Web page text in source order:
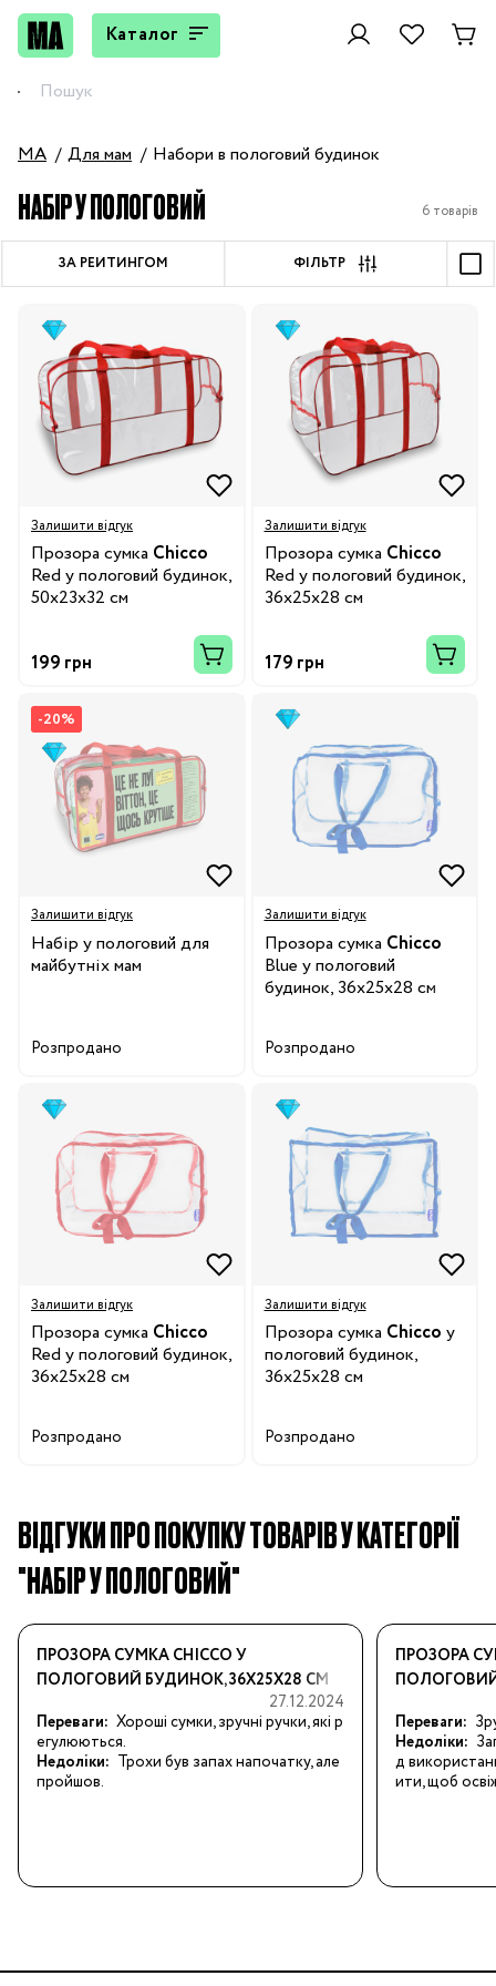
Каталог
MA Для мам Набори в пологовий будинок
НАБІР У ПОЛОГОВИЙ 6 товарів
ЗА РЕЙТИНГОМ ФІЛЬТР
Залишити відгук
Прозора сумка Chicco
Red у пологовий будинок,
50х23х32 см
199 грн
Залишити відгук
Прозора сумка Chicco
Red у пологовий будинок,
36х25х28 см
179 грн
-20%
Залишити відгук
Набір у пологовий для
майбутніх мам
Розпродано
Залишити відгук
Прозора сумка Chicco
Blue у пологовий
будинок, 36х25х28 см
Розпродано
Залишити відгук
Прозора сумка Chicco
Red у пологовий будинок,
36х25х28 см
Розпродано
Залишити відгук
Прозора сумка Chicco у
пологовий будинок,
36х25х28 см
Розпродано
ВІДГУКИ ПРО ПОКУПКУ ТОВАРІВ У КАТЕГОРІЇ
"НАБІР У ПОЛОГОВИЙ"
ПРОЗОРА СУМКА CHICCO У
ПОЛОГОВИЙ БУДИНОК, 36Х25Х28 СМ
27.12.2024
Переваги: Хороші сумки, зручні ручки, які р
егулюються.
Недоліки: Трохи був запах напочатку, але
пройшов.
ПРОЗОРА
ПОЛОГОВИЙ
Переваги:
Недоліки:
д
ити, щоб